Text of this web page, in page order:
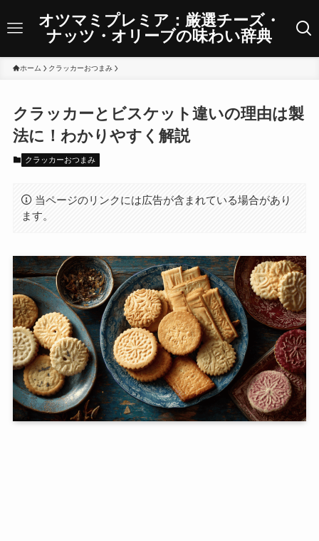
オツマミプレミア：厳選チーズ・
ナッツ・オリーブの味わい辞典
ホーム クラッカーおつまみ
クラッカーとビスケット違いの理由は製
法に！わかりやすく解説
クラッカーおつまみ
当ページのリンクには広告が含まれている場合があり
ます。